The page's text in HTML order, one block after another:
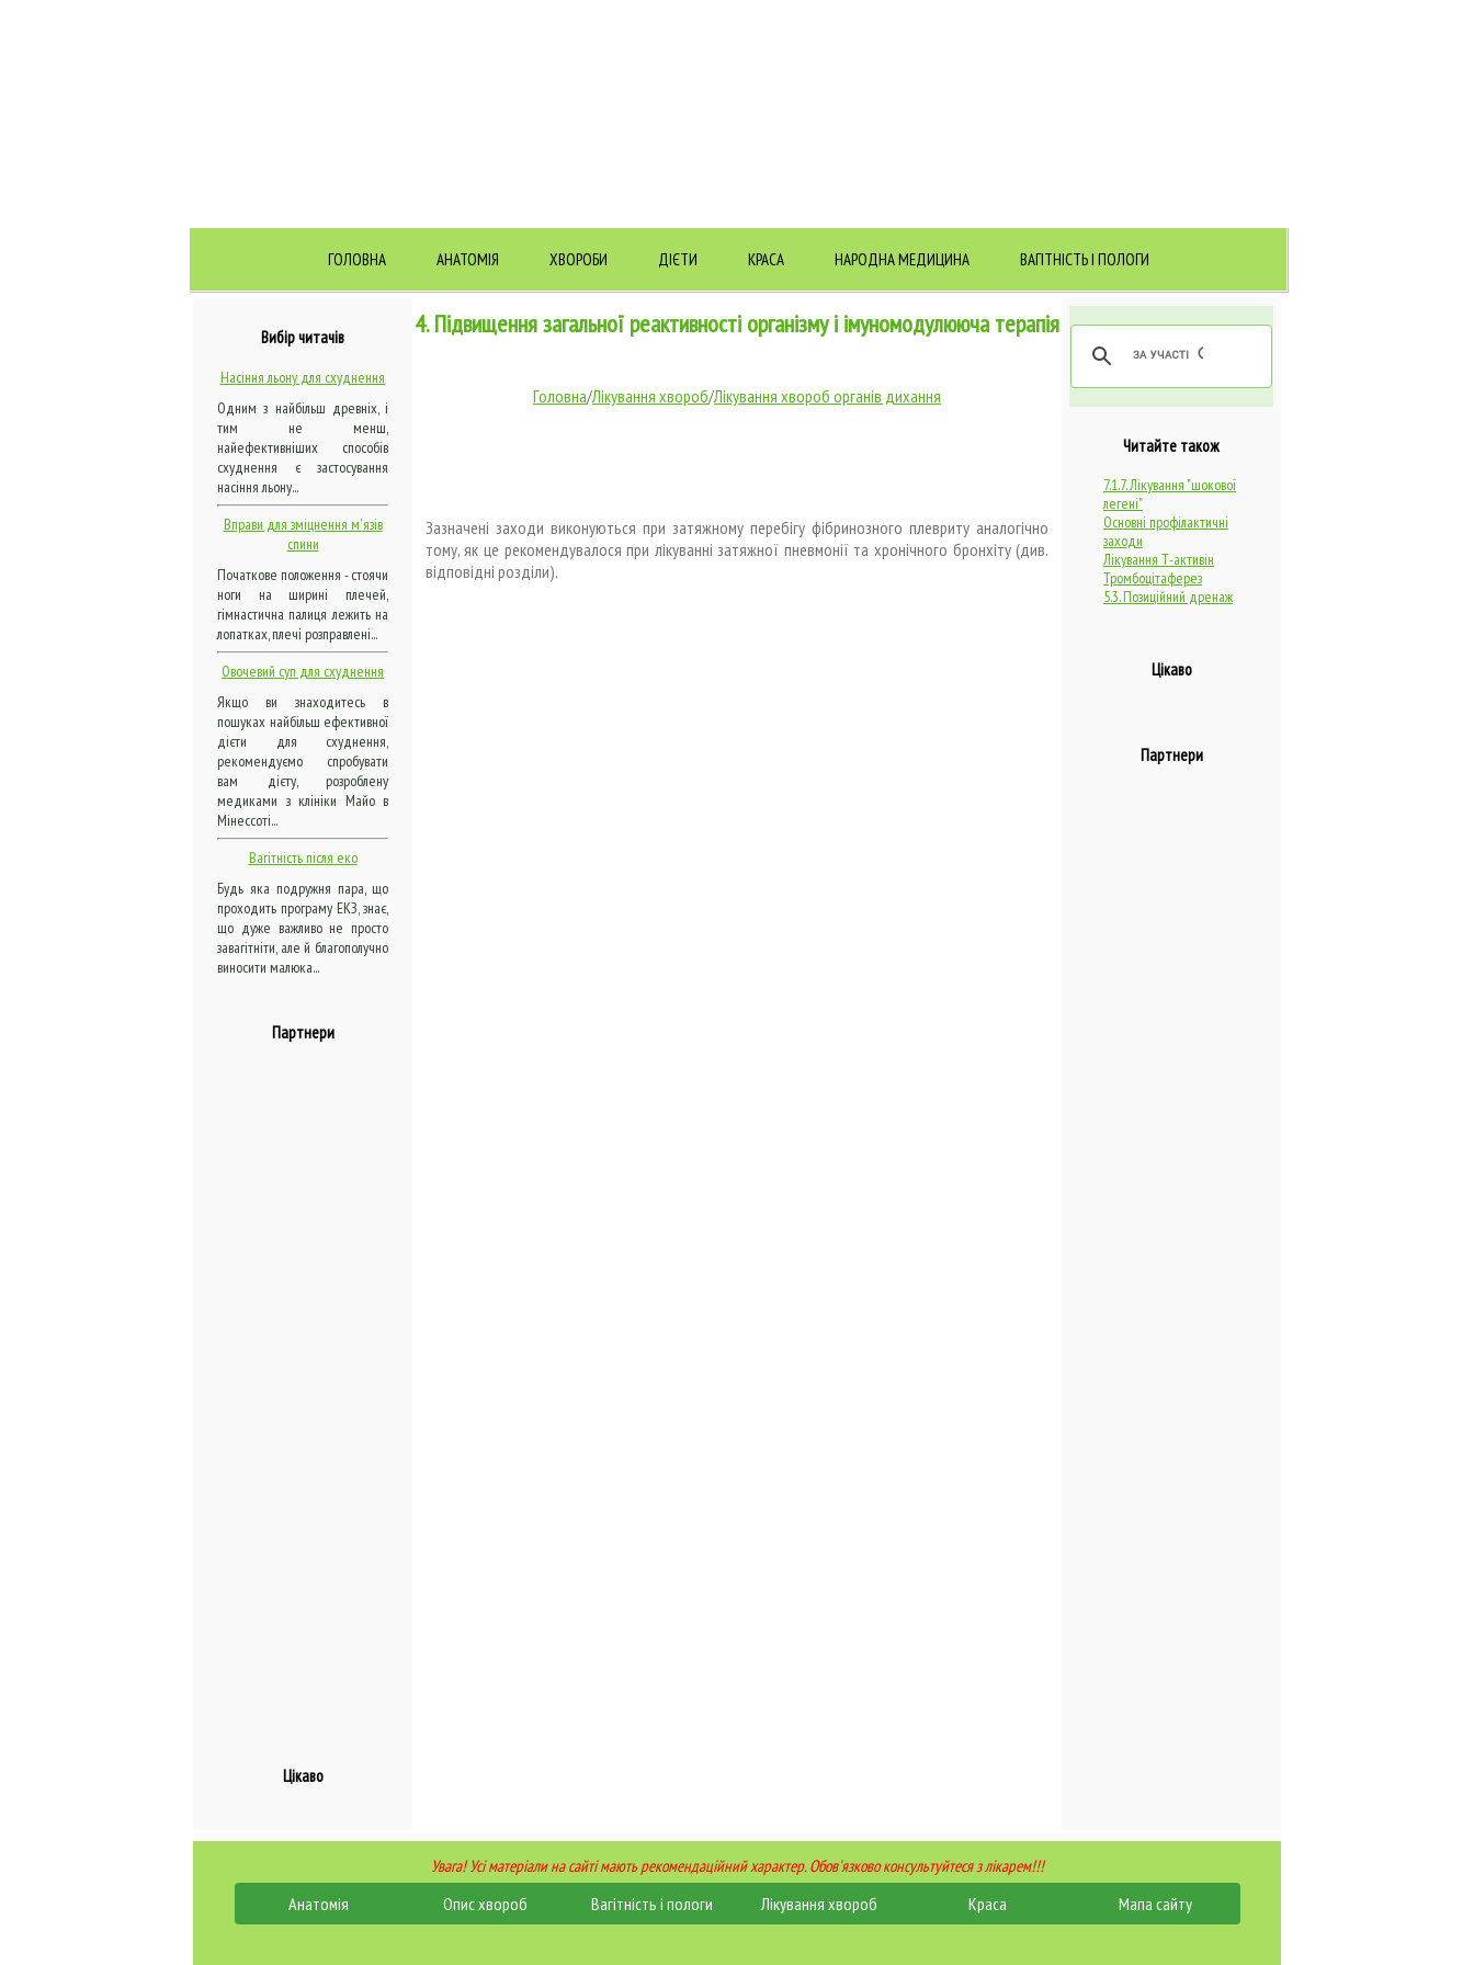
ГОЛОВНА АНАТОМІЯ ХВОРОБИ ДІЄТИ КРАСА НАРОДНА МЕДИЦИНА ВАГІТНІСТЬ І ПОЛОГИ
Вибір читачів
Насіння льону для схуднення
Одним з найбільш древніх, і
тим не менш,
найефективніших способів
схуднення є застосування
насіння льону...
Вправи для зміцнення м'язів
спини
Початкове положення - стоячи
ноги на ширині плечей,
гімнастична палиця лежить на
лопатках, плечі розправлені...
Овочевий суп для схуднення
Якщо ви знаходитесь в
пошуках найбільш ефективної
дієти для схуднення,
рекомендуємо спробувати
вам дієту, розроблену
медиками з клініки Майо в
Мінессоті...
Вагітність після еко
Будь яка подружня пара, що
проходить програму ЕКЗ, знає,
що дуже важливо не просто
завагітніти, але й благополучно
виносити малюка...
Партнери
Цікаво
4. Підвищення загальної реактивності організму і імуномодулююча терапія
Головна/Лікування хвороб/Лікування хвороб органів дихання
Зазначені заходи виконуються при затяжному перебігу фібринозного плевриту аналогічно
тому, як це рекомендувалося при лікуванні затяжної пневмонії та хронічного бронхіту (див.
відповідні розділи).
Читайте також
7.1.7. Лікування "шокової
легені"
Основні профілактичні
заходи
Лікування Т-активін
Тромбоцітаферез
5.3. Позиційний дренаж
Цікаво
Партнери
Увага! Усі матеріали на сайті мають рекомендаційний характер. Обов'язково консультуйтеся з лікарем!!!
Анатомія Опис хвороб Вагітність і пологи Лікування хвороб Краса Мапа сайту